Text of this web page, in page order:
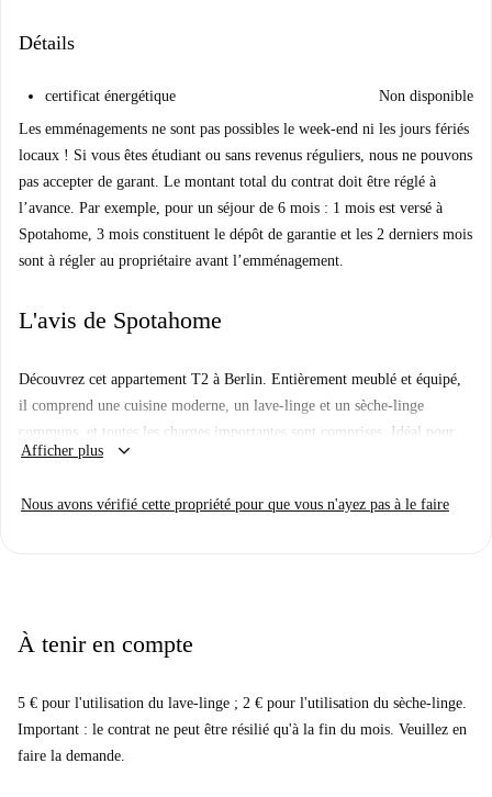
Détails
certificat énergétique
Non disponible
Les emménagements ne sont pas possibles le week-end ni les jours fériés
locaux ! Si vous êtes étudiant ou sans revenus réguliers, nous ne pouvons
pas accepter de garant. Le montant total du contrat doit être réglé à
l’avance. Par exemple, pour un séjour de 6 mois : 1 mois est versé à
Spotahome, 3 mois constituent le dépôt de garantie et les 2 derniers mois
sont à régler au propriétaire avant l’emménagement.
L'avis de Spotahome
Découvrez cet appartement T2 à Berlin. Entièrement meublé et équipé,
il comprend une cuisine moderne, un lave-linge et un sèche-linge
communs, et toutes les charges importantes sont comprises. Idéal pour
tous types de locataires, professionnels, étudiants, Erasmus et couples.
d'esprit.
pas de chez vous.
Afficher plus keyboard_arrow_down
Nous avons vérifié cette propriété pour que vous n'ayez pas à le faire
À tenir en compte
5 € pour l'utilisation du lave-linge ; 2 € pour l'utilisation du sèche-linge.
Important : le contrat ne peut être résilié qu'à la fin du mois. Veuillez en
faire la demande.